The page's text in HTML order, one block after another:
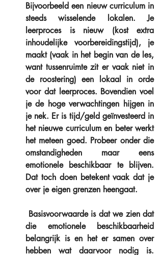
Bijvoorbeeld een nieuw curriculum in
steeds wisselende lokalen. Je
leerproces is nieuw (kost extra
inhoudelijke voorbereidingstijd), je
maakt (vaak in het begin van de les,
want tussenruimte zit er vaak niet in
de roostering) een lokaal in orde
voor dat leerproces. Bovendien voel
je de hoge verwachtingen hijgen in
je nek. Er is tijd/geld geïnvesteerd in
het nieuwe curriculum en beter werkt
het meteen goed. Probeer onder die
omstandigheden maar eens
emotionele beschikbaar te blijven.
Dat toch doen betekent vaak dat je
over je eigen grenzen heengaat.
die emotionele beschikbaarheid
belangrijk is en het er samen over
hebben wat daarvoor nodig is.